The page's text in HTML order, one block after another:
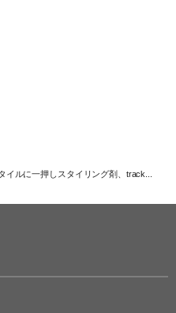
イルに一押しスタイリング剤、track...